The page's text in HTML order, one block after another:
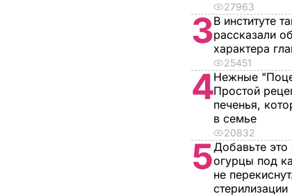
27963
3В институте
рассказали
характера
25451
4Нежные
Простой
печенья,
в семье
20832
5Добавьте
огурцы под
не
стерилизации